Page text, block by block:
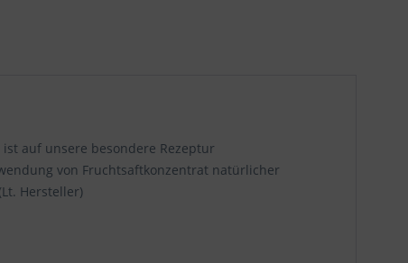
auf unsere besondere Rezeptur
von Fruchtsaftkonzentrat natürlicher
Hersteller)